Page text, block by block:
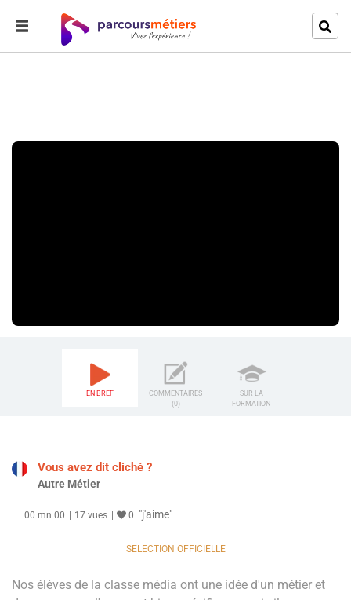
EN BREF
COMMENTAIRES
(0)
SUR LA
FORMATION
Vous avez dit cliché ?
Autre Métier
00 mn 00 17 vues 0 "j'aime"
SELECTION OFFICIELLE
Nos élèves de la classe média ont une idée d'un métier et